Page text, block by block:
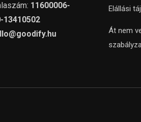
11600006-
13410502
Elállási
Át nem